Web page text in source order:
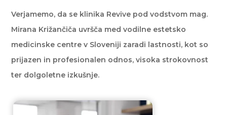
Verjamemo, da se klinika Revive pod vodstvom mag.
Mirana Križančiča uvršča med vodilne estetsko
medicinske centre v Sloveniji zaradi lastnosti, kot so
prijazen in profesionalen odnos, visoka strokovnost
ter dolgoletne izkušnje.